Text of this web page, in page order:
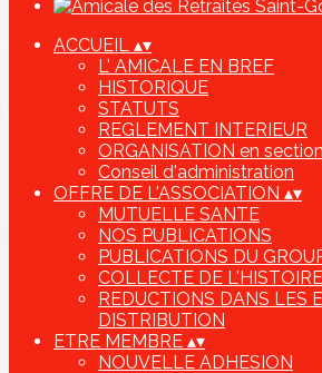
ACCUEIL ▴▾
L' AMICALE EN BREF
HISTORIQUE
STATUTS
REGLEMENT INTERIEUR
ORGANISATION en
Conseil d'administration
OFFRE DE L'ASSOCIATION ▴▾
MUTUELLE SANTE
NOS PUBLICATIONS
PUBLICATIONS DU
COLLECTE DE
REDUCTIONS DANS LES
DISTRIBUTION
ETRE MEMBRE ▴▾
NOUVELLE ADHESION